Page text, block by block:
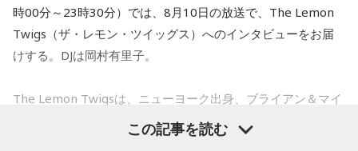
時00分～23時30分）では、8月10日の放送で、The Lemon
Twigs（ザ・レモン・ツイッグス）へのインタビューをお届
けする。DJは岡村有里子。
The Lemon Twigsは、ニューヨーク出身、ブライアン＆マイ
ケル・ダダリオによる兄弟デュオ。2016年にアルバム『Do
Hollywood』で鮮烈なデビューを果たし、60〜70年代ポップ
この記事を読む